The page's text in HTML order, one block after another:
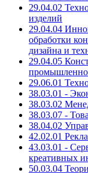
29.04.02
изделий
29.04.04
обработки
дизайна и
29.04.05
29.06.01
38.03.01 -
38.03.02
38.03.07 -
38.04.02
42.02.01
43.03.01 -
креативных
50.03.04